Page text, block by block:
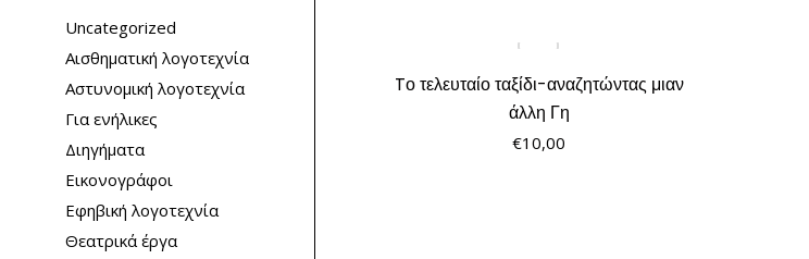
Tο τελευταίο ταξίδι-αναζητώντας μιαν
άλλη Γη
€10,00
Uncategorized
Αισθηματική λογοτεχνία
Αστυνομική λογοτεχνία
Για ενήλικες
Διηγήματα
Εικονογράφοι
Εφηβική λογοτεχνία
Θεατρικά έργα